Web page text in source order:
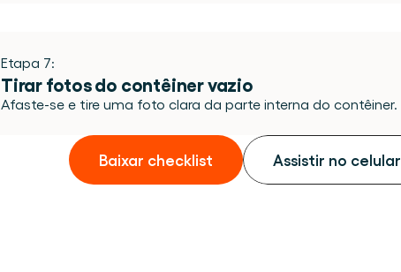
Etapa 7:
Tirar fotos do contêiner vazio
Afaste-se e tire uma foto clara da parte interna do contêiner.
Baixar checklist Assistir no celular